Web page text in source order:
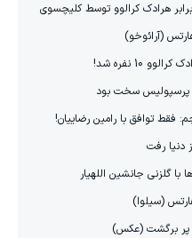
هرادک کرالوو توسط کلیچسوی
(آرائوخو)
10 نفره شد!
پرسپولیس سخت بود
فقط توافق با رامین رضاییان!
دنیا رفت
با گلزنی جانشین اللهیار
(سیلوا)
پر برگشت (عکس)